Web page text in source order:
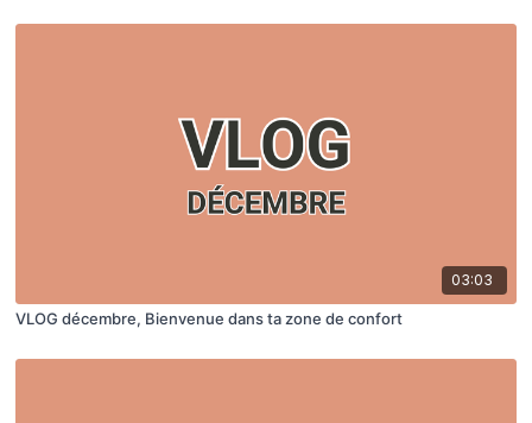
03:03
VLOG décembre, Bienvenue dans ta zone de confort